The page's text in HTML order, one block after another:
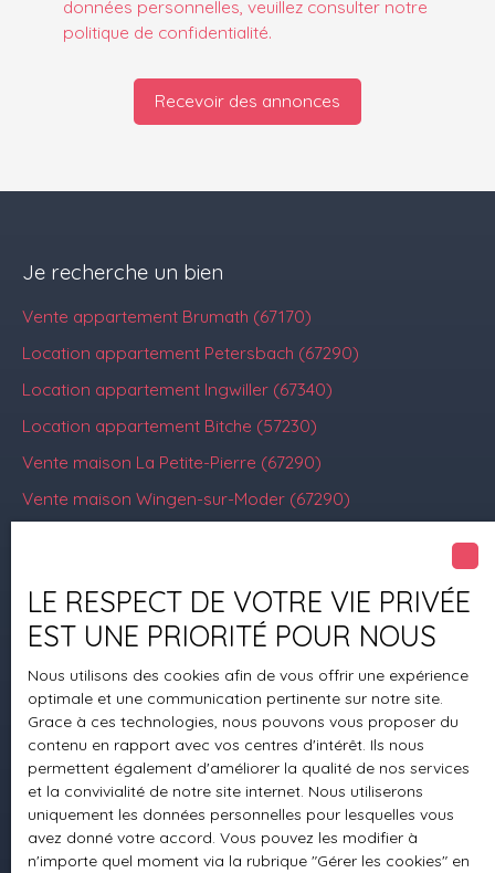
données personnelles, veuillez consulter notre
politique de confidentialité.
Recevoir des annonces
Je recherche un bien
Vente appartement Brumath (67170)
Location appartement Petersbach (67290)
Location appartement Ingwiller (67340)
Location appartement Bitche (57230)
Vente maison La Petite-Pierre (67290)
Vente maison Wingen-sur-Moder (67290)
Je suis propriétaire
Estimez votre bien
Mettre en location
Espace vendeur
Vendre avec nous
Gestion locative
Nous contacter
LE RESPECT DE VOTRE VIE PRIVÉE
EST UNE PRIORITÉ POUR NOUS
Nous utilisons des cookies afin de vous offrir une expérience
optimale et une communication pertinente sur notre site.
Grace à ces technologies, nous pouvons vous proposer du
contenu en rapport avec vos centres d'intérêt. Ils nous
permettent également d'améliorer la qualité de nos services
et la convivialité de notre site internet. Nous utiliserons
uniquement les données personnelles pour lesquelles vous
avez donné votre accord. Vous pouvez les modifier à
n'importe quel moment via la rubrique ″Gérer les cookies″ en